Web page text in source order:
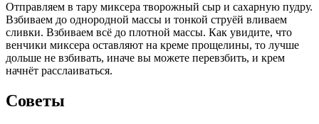
Отправляем в тару миксера творожный сыр и сахарную пудру.
Взбиваем до однородной массы и тонкой струёй вливаем
сливки. Взбиваем всё до плотной массы. Как увидите, что
венчики миксера оставляют на креме прощелины, то лучше
дольше не взбивать, иначе вы можете перевзбить, и крем
начнёт расслаиваться.
Советы